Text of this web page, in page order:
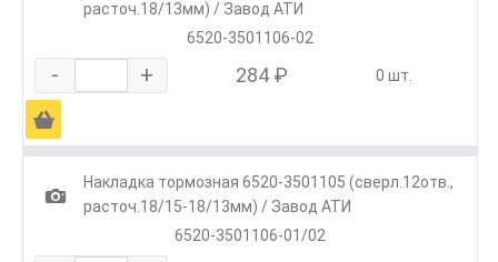
расточ.18/13мм) / Завод АТИ
6520-3501106-02
- + 284 ₽ 0 шт.
Ä
1
Накладка тормозная 6520-3501105 (сверл.12отв.,
расточ.18/15-18/13мм) / Завод АТИ
6520-3501106-01/02